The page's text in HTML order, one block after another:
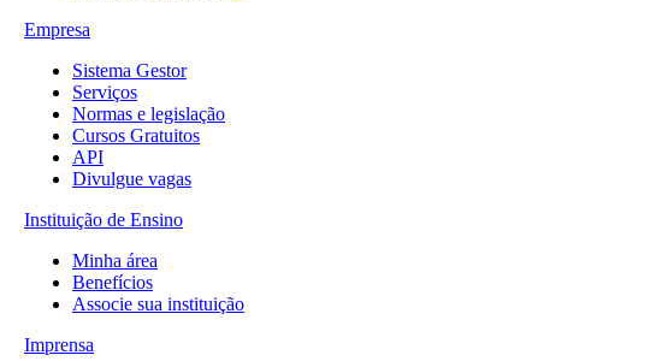
Empresa
Sistema Gestor
Serviços
Normas e legislação
Cursos Gratuitos
API
Divulgue vagas
Instituição de Ensino
Minha área
Benefícios
Associe sua instituição
Imprensa